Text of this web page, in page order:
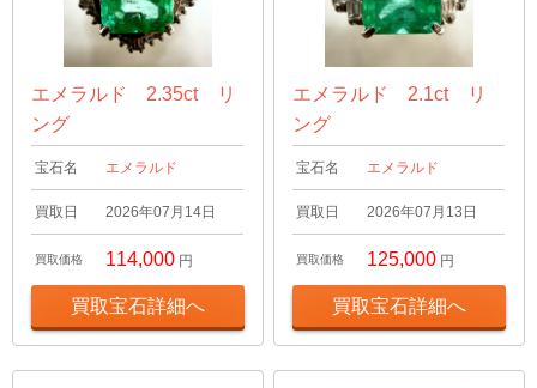
エメラルド 2.35ct リ
ング
宝石名 エメラルド
買取日 2026年07月14日
買取価格 114,000 円
買取宝石詳細へ
エメラルド 2.1ct リ
ング
宝石名 エメラルド
買取日 2026年07月13日
買取価格 125,000 円
買取宝石詳細へ